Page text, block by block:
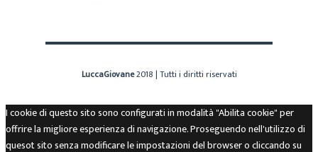
LuccaGiovane2018 | Tutti i diritti riservati
I cookie di questo sito sono configurati in modalità "Abilita cookie" per
offrire la migliore esperienza di navigazione. Proseguendo nell'utilizzo di
quesot sito senza modificare le impostazioni del browser o cliccando su